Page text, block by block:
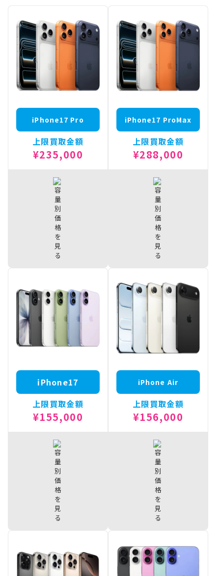
iPhone17 Pro
上限買取金額
¥235,000
Pro 1TB
iPhone17
Pro 512GB
iPhone17
Pro 256GB
iPhone17 ProMax
上限買取金額
¥288,000
ProMax 2TB
¥288,000
iPhone17
ProMax 1TB
iPhone17
ProMax
512GB
ProMax
256GB
¥187,500
iPhone17
上限買取金額
¥155,000
512GB
iPhone17
¥132,000
iPhone Air
上限買取金額
¥156,000
1TB
¥156,000
iPhone Air
¥144,000